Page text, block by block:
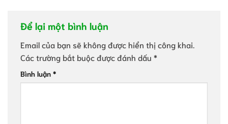
Để lại một bình luận
Email của bạn sẽ không được hiển thị công khai.
Các trường bắt buộc được đánh dấu *
Bình luận *